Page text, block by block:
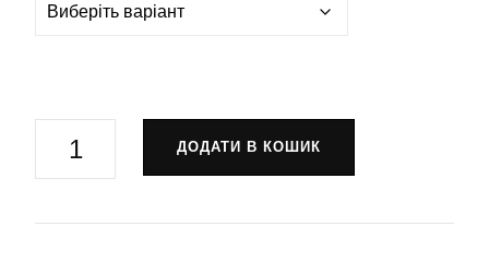
парашутно-
ДОДАТИ В КОШИК